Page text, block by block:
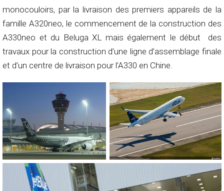
monocouloirs, par la livraison des premiers appareils de la
famille A320neo, le commencement de la construction des
A330neo et du Beluga XL mais également le début des
travaux pour la construction d’une ligne d’assemblage finale
et d’un centre de livraison pour l’A330 en Chine.